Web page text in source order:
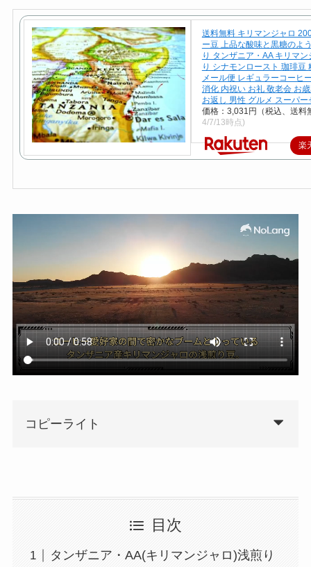
送料無料 キリマンジャロ
ー豆 上品な酸味と黒糖のよ
り タンザニア・AA キリマ
り シナモンロースト 珈琲豆
メール便 レギュラーコーヒ
消化 内祝い お礼 敬老会 お
お返し 男性 グルメ スーパー
価格：3,031円（税込、送料
4/7/13時点)
楽
コピーライト
目次
タンザニア・AA(キリマンジャロ)浅煎り